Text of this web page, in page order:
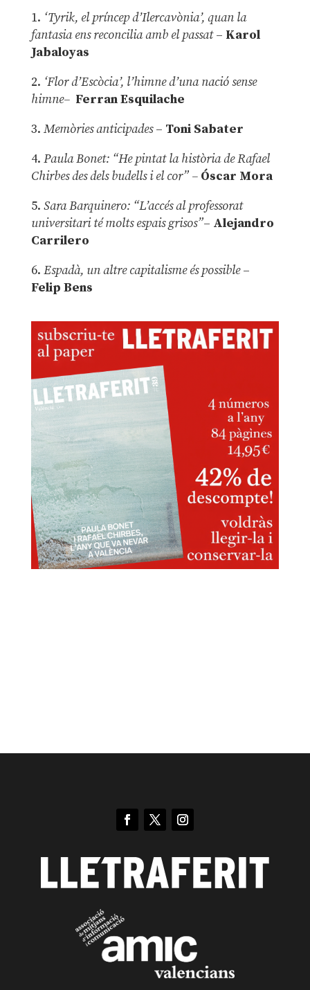
1. ‘Tyrik, el príncep d’Ilercavònia’, quan la
fantasia ens reconcilia amb el passat– Karol
Jabaloyas
2. ‘Flor d’Escòcia’, l’himne d’una nació sense
himne– Ferran Esquilache
3. Memòries anticipades– Toni Sabater
4. Paula Bonet: “He pintat la història de Rafael
Chirbes des dels budells i el cor” –Óscar Mora
5. Sara Barquinero: “L’accés al professorat
universitari té molts espais grisos”– Alejandro
Carrilero
6. Espadà, un altre capitalisme és possible –
Felip Bens